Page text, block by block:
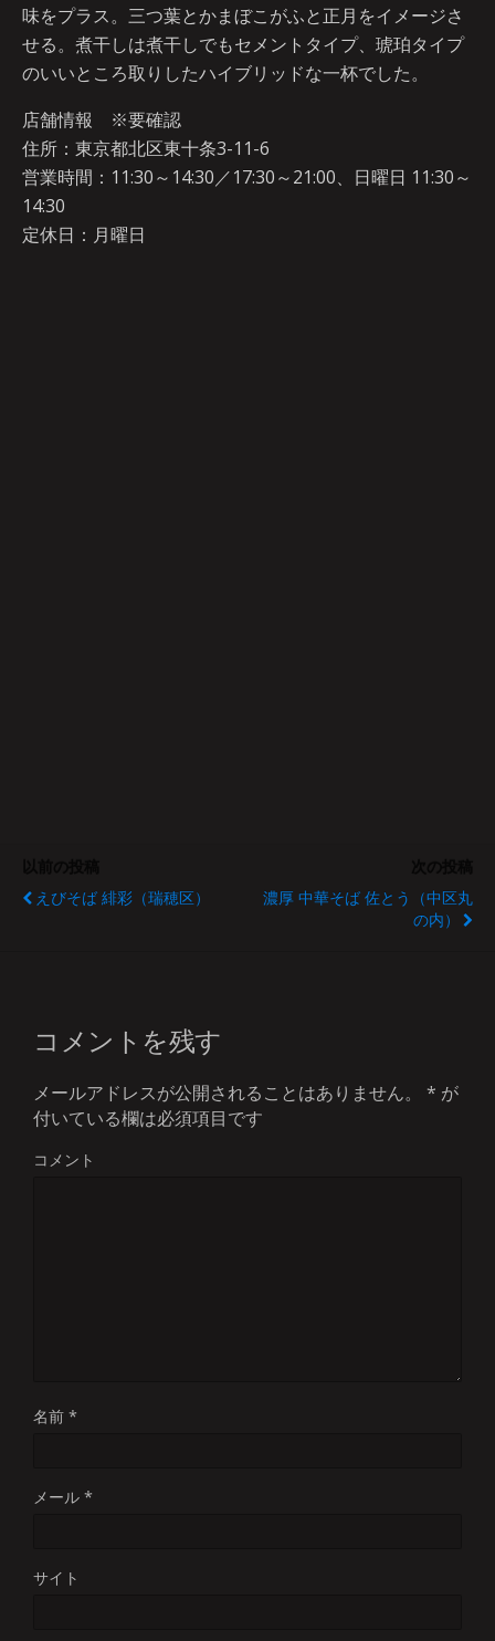
味をプラス。三つ葉とかまぼこがふと正月をイメージさ
せる。煮干しは煮干しでもセメントタイプ、琥珀タイプ
のいいところ取りしたハイブリッドな一杯でした。
店舗情報 ※要確認
住所：東京都北区東十条3-11-6
営業時間：11:30～14:30／17:30～21:00、日曜日 11:30～
14:30
定休日：月曜日
えびそば 緋彩（瑞穂区）
濃厚 中華そば 佐とう（中区丸
の内）
コメントを残す
メールアドレスが公開されることはありません。 * が
付いている欄は必須項目です
コメント
名前 *
メール *
サイト